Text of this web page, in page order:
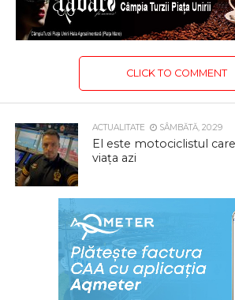
CLICK TO COMMENT
ACTUALITATE SÂMBĂTĂ, 20:29
El este motociclistul
viața azi